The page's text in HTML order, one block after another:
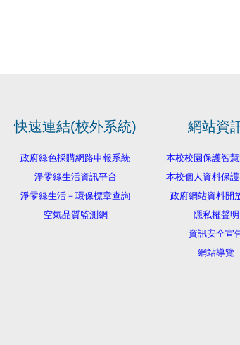
快速連結(校外系統)
政府綠色採購網路申報系統
淨零綠生活資訊平台
淨零綠生活－環保標章查詢
空氣品質監測網
網站資
本校校園保護智
本校個人資料保
政府網站資料開
隱私權聲明
資訊安全宣
網站導覽